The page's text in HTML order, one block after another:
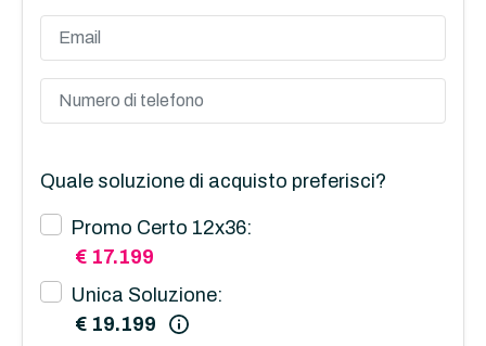
Quale soluzione di acquisto preferisci?
Promo Certo 12x36:
€ 17.199
Unica Soluzione:
€ 19.199